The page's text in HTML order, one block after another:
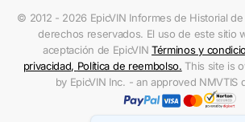
© 2012 - 2026 EpicVIN Informes de Historial
derechos reservados. El uso de este sitio
aceptación de EpicVINTérminos y
privacidad, Política de reembolso. This site is
by EpicVIN Inc. - an approved NMVTIS